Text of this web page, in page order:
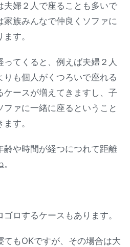
夫婦２人で座ることも多いで
族みんなで仲良くソファに
す。
てくると、例えば夫婦２人
も個人がくつろいで座れる
ースが増えてきますし、子
ァに一緒に座るということ
す。
齢や時間が経つにつれて距離
ロするケースもあります。
てもOKですが、その場合は大